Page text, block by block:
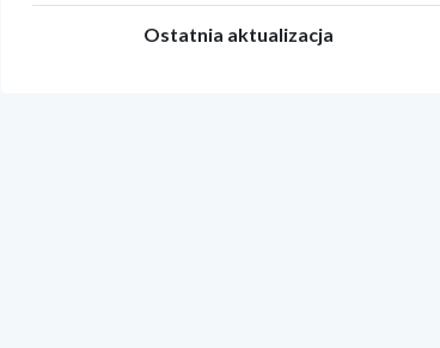
Ostatnia aktualizacja